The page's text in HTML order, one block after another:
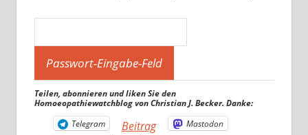
Teilen, abonnieren und liken Sie den
Homoeopathiewatchblog von Christian J. Becker. Danke:
Telegram
Beitrag
Mastodon